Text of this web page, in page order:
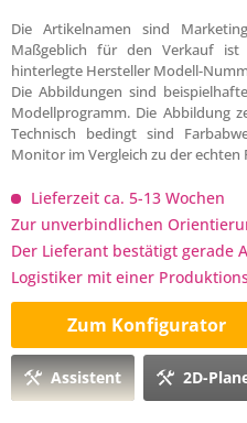
Die Artikelnamen sind
Maßgeblich für den Verkauf ist
hinterlegte Hersteller Modell-
Die Abbildungen sind
Modellprogramm. Die Abbildung
Technisch bedingt sind
Monitor im Vergleich zu der echten
Lieferzeit ca. 5-13 Wochen
Zur unverbindlichen
Der Lieferant bestätigt gerade
Logistiker mit einer
Zum Konfigurator
Assistent 2D-